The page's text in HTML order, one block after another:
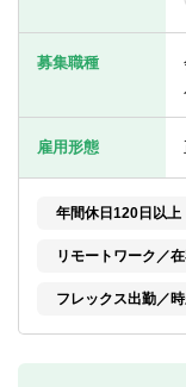
募集職種
雇用形態
年間休日120日以上
リモートワーク／
フレックス出勤／